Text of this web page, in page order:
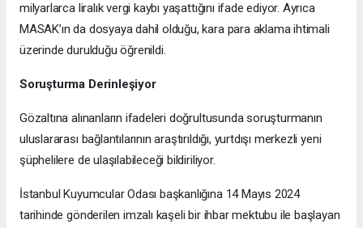
milyarlarca liralık vergi kaybı yaşattığını ifade ediyor. Ayrıca
MASAK’ın da dosyaya dahil olduğu, kara para aklama ihtimali
üzerinde durulduğu öğrenildi.
Soruşturma Derinleşiyor
Gözaltına alınanların ifadeleri doğrultusunda soruşturmanın
uluslararası bağlantılarının araştırıldığı, yurtdışı merkezli yeni
şüphelilere de ulaşılabileceği bildiriliyor.
İstanbul Kuyumcular Odası başkanlığına 14 Mayıs 2024
tarihinde gönderilen imzalı kaşeli bir ihbar mektubu ile başlayan